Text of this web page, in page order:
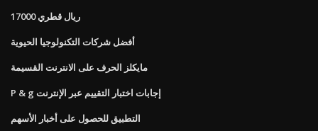
17000 ريال قطري
أفضل شركات التكنولوجيا الحيوية
مايكلز الحرف على الانترنت القسيمة
P & g إجابات اختبار التقييم عبر الإنترنت
التطبيق للحصول على أخبار الأسهم